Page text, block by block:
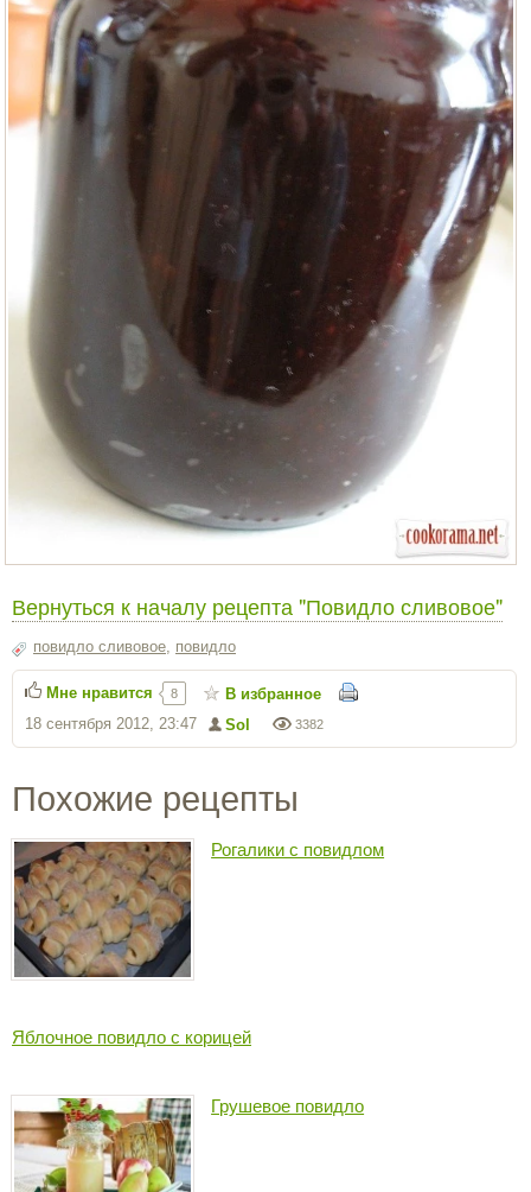
Вернуться к началу рецепта "Повидло сливовое"
повидло сливовое повидло
3382
Sol
18 сентября 2012, 23:47
Мне нравится 8 В избранное
Похожие рецепты
Рогалики с повидлом
Яблочное повидло с корицей
Грушевое повидло